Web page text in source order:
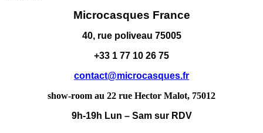
Microcasques France
40, rue poliveau 75005
+33 1 77 10 26 75
contact@microcasques.fr
show-room au 22 rue Hector Malot, 75012
9h-19h Lun – Sam sur RDV